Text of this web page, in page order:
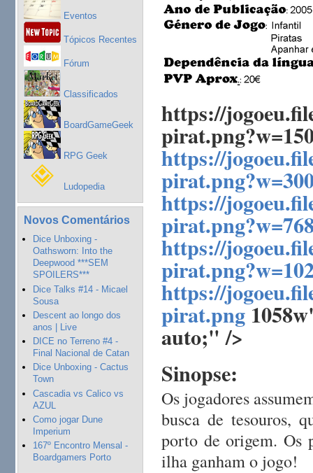
Eventos
Tópicos Recentes
Fórum
Classificados
BoardGameGeek
RPG Geek
Ludopedia
Novos Comentários
Dice Unboxing -
Oathsworn: Into the
Deepwood ***SEM
SPOILERS***
Dice Talks #14 - Micael
Sousa
Descent ao longo dos
anos | Live
DICE no Terreno #4 -
Final Nacional de Catan
Dice Unboxing - Cactus
Town
Cascadia vs Calico vs
AZUL
Como jogar Dune
Imperium
167º Encontro Mensal -
Boardgamers Porto
https://
https://
https://
https://
https://
pirat.png
auto;" />
Sinopse:
Os jogadores
busca de tesouros,
porto de origem. Os
ilha ganham o jogo!